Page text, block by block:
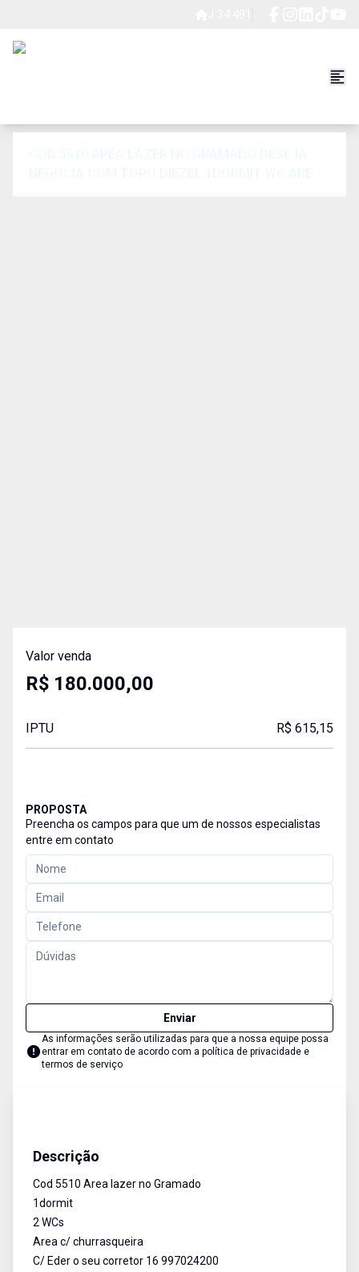
Valor venda
R$ 180.000,00
IPTU R$ 615,15
PROPOSTA
Preencha os campos para que um de nossos especialistas
entre em contato
Enviar
As informações serão utilizadas para que a nossa equipe possa
entrar em contato de acordo com a política de privacidade e
termos de serviço
Descrição
Cod 5510 Area lazer no Gramado
1dormit
2 WCs
Area c/ churrasqueira
C/ Eder o seu corretor 16 997024200